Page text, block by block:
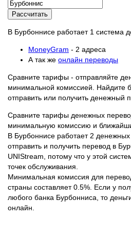
Рассчитать
В Бурбоннисе работает 1 система
MoneyGram - 2 адреса
А так же онлайн переводы
Сравните тарифы - отправляйте
минимальной комиссией. Найдите
отправить или получить денежный
Сравните тарифы денежных
минимальную комиссию и
В Бурбоннисе работает 2
отправить и получить перевод в
UNIStream, потому что у этой
точек обслуживания.
Минимальная комиссия для
страны составляет 0.5%. Если у
любого банка Бурбонниса, то
онлайн.